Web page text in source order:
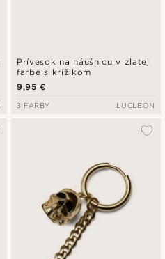
Prívesok na náušnicu v zlatej
farbe s krížikom
9,95 €
3 FARBY LUCLEON